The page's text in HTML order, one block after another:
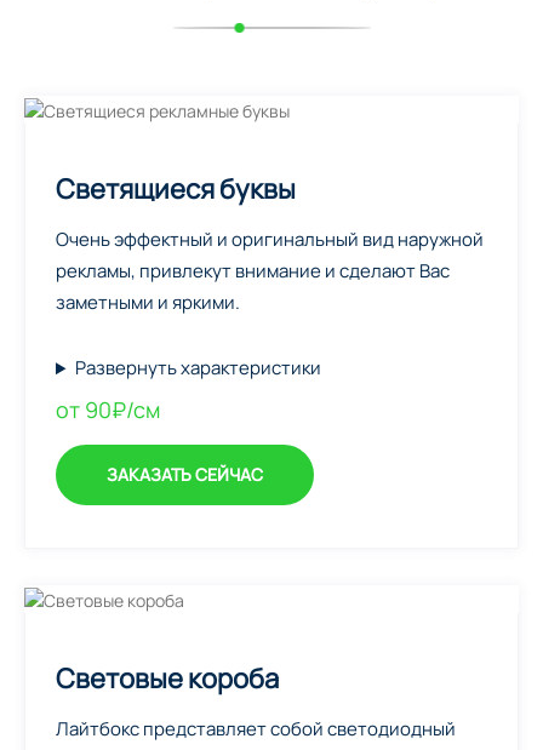
Светящиеся буквы
Очень эффектный и оригинальный вид наружной
рекламы, привлекут внимание и сделают Вас
заметными и яркими.
Развернуть характеристики
от 90₽/см
ЗАКАЗАТЬ СЕЙЧАС
Световые короба
Лайтбокс представляет собой светодиодный